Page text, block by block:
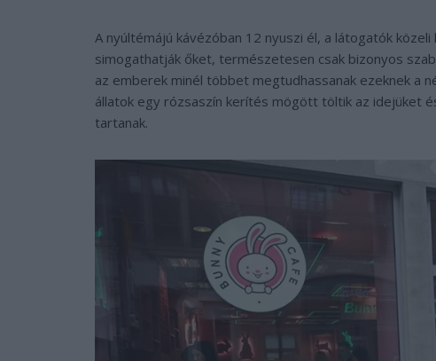
A nyúltémájú kávézóban 12 nyuszi él, a látogatók
simogathatják őket, természetesen csak bizonyos
az emberek minél többet megtudhassanak ezeknek a
állatok egy rózsaszín kerítés mögött töltik az idejüket
tartanak.